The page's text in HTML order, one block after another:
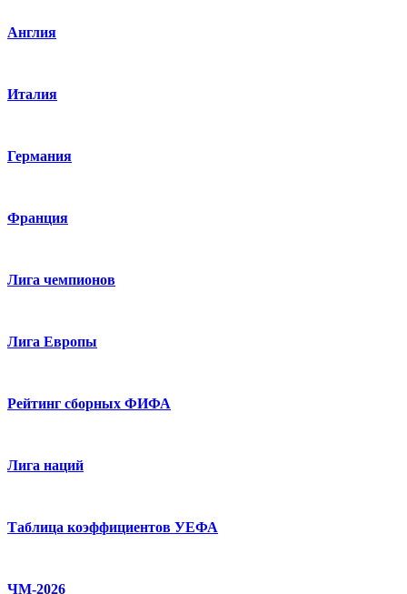
Англия
Италия
Германия
Франция
Лига чемпионов
Лига Европы
Рейтинг сборных ФИФА
Лига наций
Таблица коэффициентов УЕФА
ЧМ-2026